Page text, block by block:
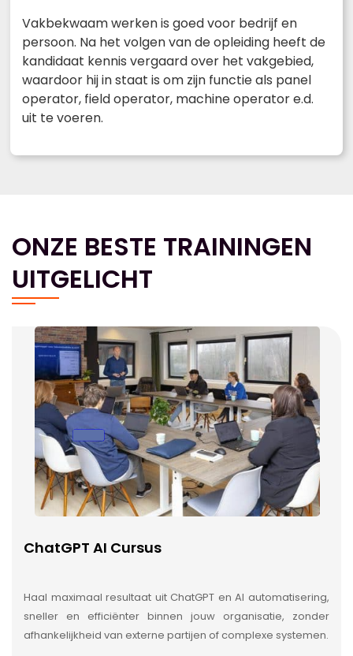
Vakbekwaam werken is goed voor bedrijf en
persoon. Na het volgen van de opleiding heeft de
kandidaat kennis vergaard over het vakgebied,
waardoor hij in staat is om zijn functie als panel
operator, field operator, machine operator e.d.
uit te voeren.
ONZE BESTE TRAININGEN
UITGELICHT
ChatGPT AI Cursus
Haal maximaal resultaat uit ChatGPT en AI automatisering,
sneller en efficiënter binnen jouw organisatie, zonder
afhankelijkheid van externe partijen of complexe systemen.